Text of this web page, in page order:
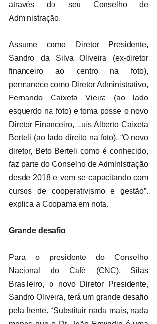
através do seu Conselho de
Administração.
Assume como Diretor Presidente,
Sandro da Silva Oliveira (ex-diretor
financeiro ao centro na foto),
permanece como Diretor Administrativo,
Fernando Caixeta Vieira (ao lado
esquerdo na foto) e toma posse o novo
Diretor Financeiro, Luís Alberto Caixeta
Berteli (ao lado direito na foto). “O novo
diretor, Beto Berteli como é conhecido,
faz parte do Conselho de Administração
desde 2018 e vem se capacitando com
cursos de cooperativismo e gestão”,
explica a Coopama em nota.
Grande desafio
Para o presidente do Conselho
Nacional do Café (CNC), Silas
Brasileiro, o novo Diretor Presidente,
Sandro Oliveira, terá um grande desafio
pela frente. “Substituir nada mais, nada